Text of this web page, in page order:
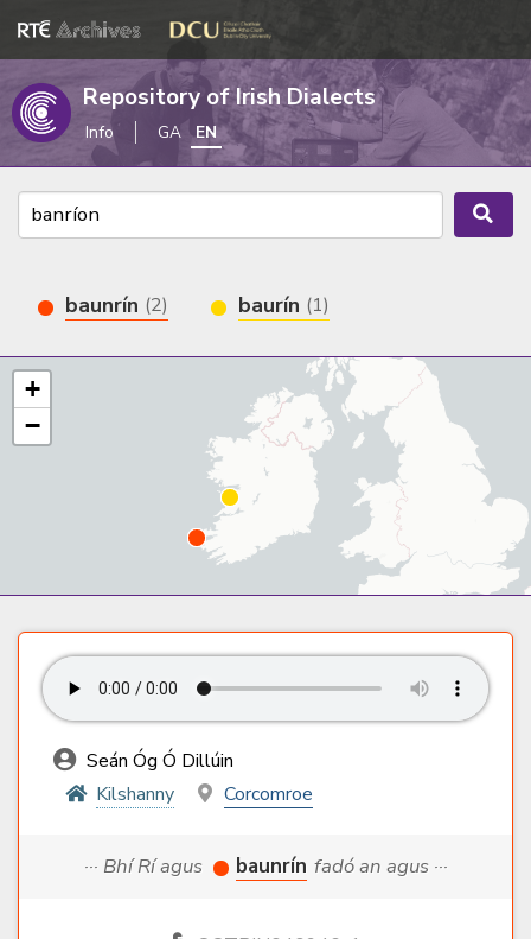
Repository of Irish Dialects
Info GA EN
baunrín (2) baurín (1)
+
−
Seán Óg Ó Dillúin
Kilshanny
Corcomroe
··· Bhí Rí agus baunrín fadó an agus ···